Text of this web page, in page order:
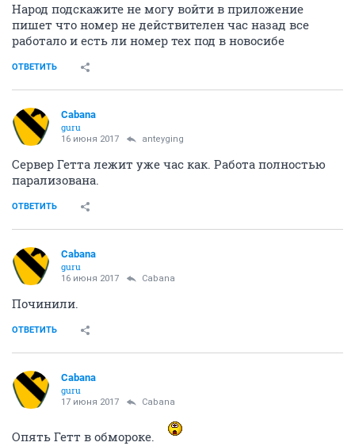
Народ подскажите не могу войти в приложение
пишет что номер не действителен час назад все
работало и есть ли номер тех под в новосибе
ОТВЕТИТЬ
Cabana
guru
16 июня 2017 anteyging
Сервер Гетта лежит уже час как. Работа полностью
парализована.
ОТВЕТИТЬ
Cabana
guru
16 июня 2017 Cabana
Починили.
ОТВЕТИТЬ
Cabana
guru
17 июня 2017 Cabana
Опять Гетт в обмороке.